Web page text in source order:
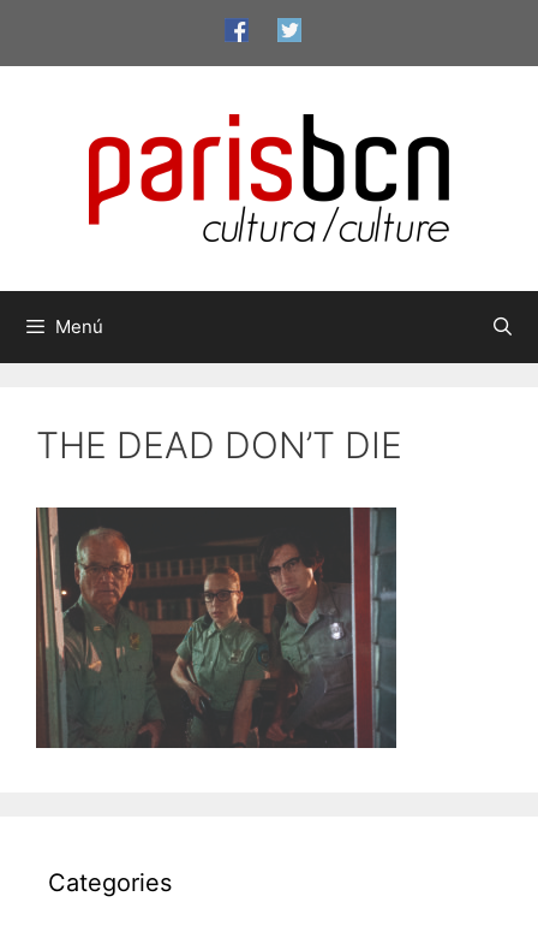
contingut
Menú
THE DEAD DON’T DIE
Categories